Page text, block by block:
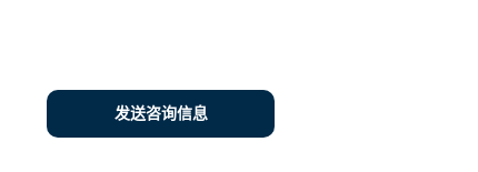
发送咨询信息